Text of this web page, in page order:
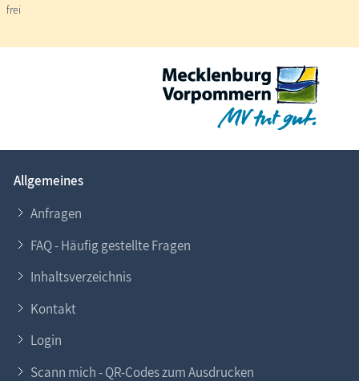
frei
Allgemeines
Anfragen
FAQ - Häufig gestellte Fragen
Inhaltsverzeichnis
Kontakt
Login
Scann mich - QR-Codes zum Ausdrucken